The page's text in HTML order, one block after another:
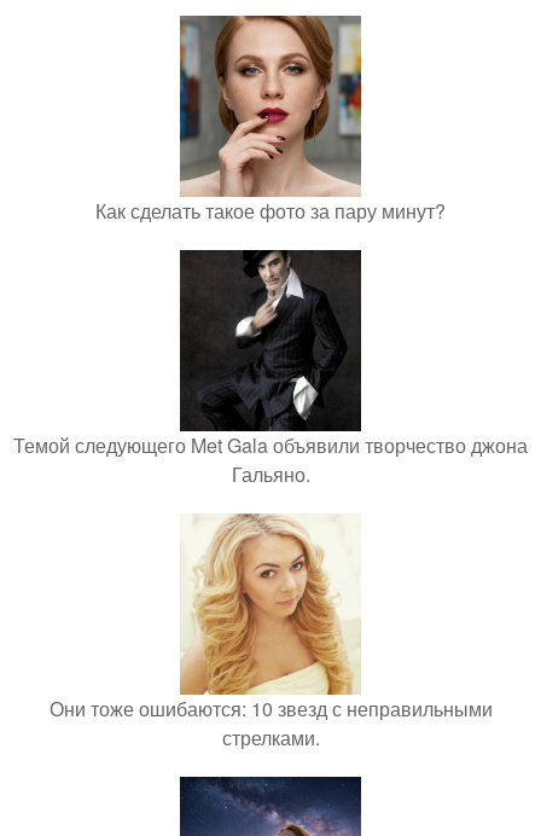
Как сделать такое фото за пару минут?
Темой следующего Met Gala объявили творчество джона
Гальяно.
Они тоже ошибаются: 10 звезд с неправильными
стрелками.